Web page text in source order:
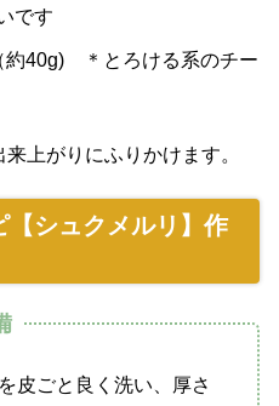
です
約40g) ＊とろける系のチー
上がりにふりかけます。
【シュクメルリ】作
皮ごと良く洗い、厚さ